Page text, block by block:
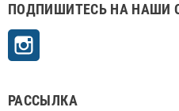
ПОДПИШИТЕСЬ НА НАШИ
РАССЫЛКА